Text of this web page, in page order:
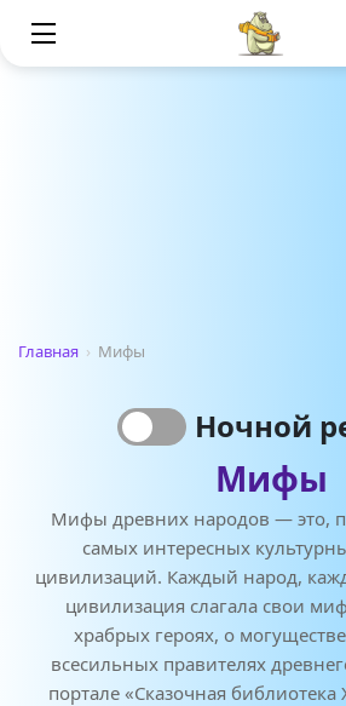
Главная › Мифы
Ночной
Мифы
Мифы древних народов — это,
самых интересных
цивилизаций. Каждый народ,
цивилизация слагала свои
храбрых героях, о
всесильных правителях
портале «Сказочная